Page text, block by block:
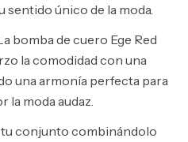
único de la moda.
bomba de cuero Ege Red
la comodidad con una
una armonía perfecta para
moda audaz.
tu conjunto combinándolo